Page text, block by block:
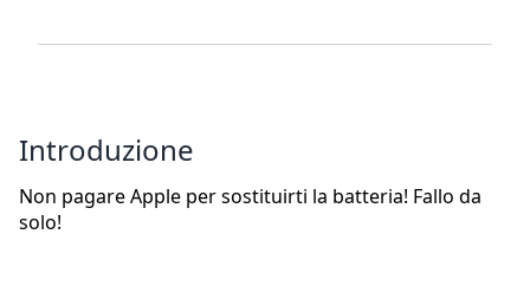
Introduzione
Non pagare Apple per sostituirti la batteria! Fallo da
solo!